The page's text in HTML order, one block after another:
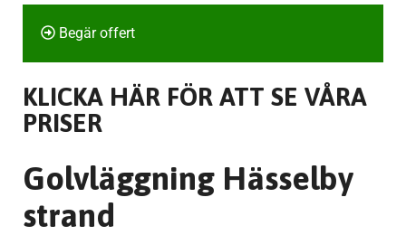
Begär offert
KLICKA HÄR FÖR ATT SE VÅRA
PRISER
Golvläggning Hässelby
strand